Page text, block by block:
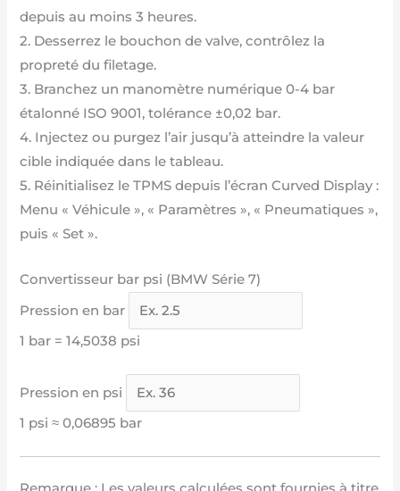
depuis au moins 3 heures.
2. Desserrez le bouchon de valve, contrôlez la
propreté du filetage.
3. Branchez un manomètre numérique 0-4 bar
étalonné ISO 9001, tolérance ±0,02 bar.
4. Injectez ou purgez l’air jusqu’à atteindre la valeur
cible indiquée dans le tableau.
5. Réinitialisez le TPMS depuis l’écran Curved Display :
Menu « Véhicule », « Paramètres », « Pneumatiques »,
puis « Set ».
Convertisseur bar psi (BMW Série 7)
Pression en bar
1 bar = 14,5038 psi
Pression en psi
1 psi ≈ 0,06895 bar